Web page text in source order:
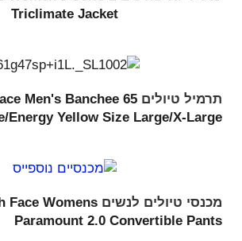
Triclimate Jacket
תרמיל טיולים Men's Banchee 65
Energy Yellow Size Large/X-Large
מכנסי טיולים לנשים Face Womens
Paramount 2.0 Convertible Pants